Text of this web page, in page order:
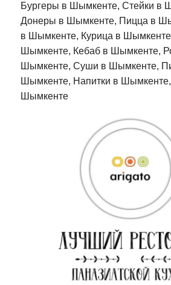
Бургеры в Шымкенте, Стейки в
Донеры в Шымкенте, Пицца в
в Шымкенте, Курица в
Шымкенте, Кебаб в Шымкенте,
Шымкенте, Суши в Шымкенте,
Шымкенте, Напитки в
Шымкенте